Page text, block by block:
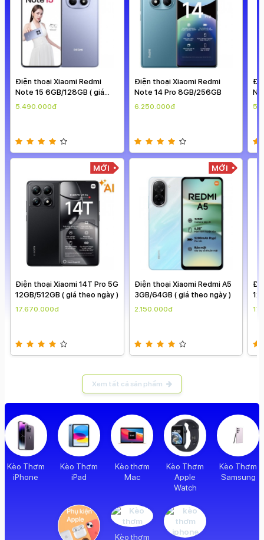
Điện thoại Xiaomi Redmi
Note 15 6GB/128GB ( giá
theo ngày )
5.490.000đ
MỚI
Điện thoại Xiaomi 14T Pro 5G
12GB/512GB ( giá theo ngày )
17.670.000đ
Điện thoại Xiaomi Redmi
Note 14 Pro 8GB/256GB
6.250.000đ
MỚI
Điện thoại Xiaomi Redmi A5
3GB/64GB ( giá theo ngày )
2.150.000đ
Xem tất cả sản phẩm
Kèo Thơm
iPhone
Kèo Thơm
iPad
Kèo thơm
Mac
Kèo Thơm
Apple
Watch
Kèo Thơm
Samsung
Kèo thơm